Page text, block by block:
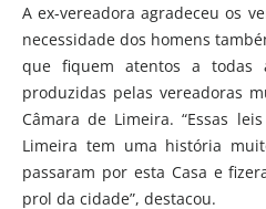
A ex-vereadora agradeceu os
necessidade dos homens
que fiquem atentos a todas
produzidas pelas vereadoras
Câmara de Limeira. “Essas
Limeira tem uma história
passaram por esta Casa e
prol da cidade”, destacou.